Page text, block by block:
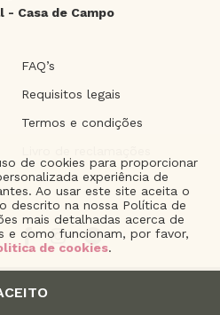
de cookies para proporcionar
experiência de
Ao usar este site aceita o
descrito na nossa Política de
mais detalhadas acerca de
e como funcionam, por favor,
de cookies.
- Casa de Campo
FAQ’s
Requisitos legais
Termos e condições
| Product of